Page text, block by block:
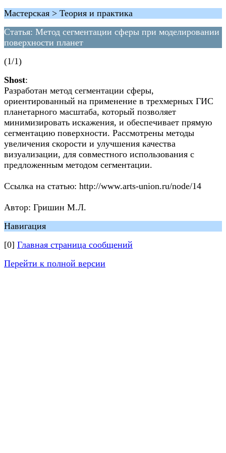
Мастерская > Теория и практика
Статья: Метод сегментации сферы при моделировании
поверхности планет
(1/1)
Shost:
Разработан метод сегментации сферы,
ориентированный на применение в трехмерных ГИС
планетарного масштаба, который позволяет
минимизировать искажения, и обеспечивает прямую
сегментацию поверхности. Рассмотрены методы
увеличения скорости и улучшения качества
визуализации, для совместного использования с
предложенным методом сегментации.
Ссылка на статью: http://www.arts-union.ru/node/14
Автор: Гришин М.Л.
Навигация
[0] Главная страница сообщений
Перейти к полной версии